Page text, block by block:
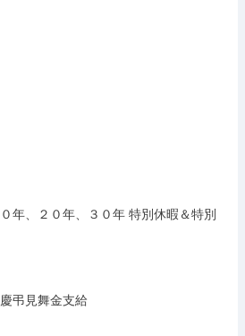
年、２０年、３０年 特別休暇＆特別
弔見舞金支給